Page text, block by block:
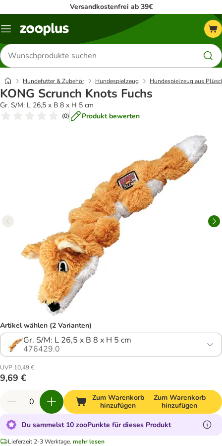
Versandkostenfrei ab 39€
Menü
Produkte
suchen
Hundefutter & Zubehör Hundespielzeug Hundespielzeug aus
KONG Scrunch Knots Fuchs
Gr. S/M: L 26,5 x B 8 x H 5 cm
(0) Produkt bewerten
Artikel wählen (2 Varianten)
Gr. S/M: L 26,5 x B 8 x H 5 cm
476429.0
UVP 10,49 €
9,69 €
Zum Warenkorb
hinzufügen
Zum Warenkorb
hinzufügen
Du sammelst 10 zooPunkte für dieses Produkt
Lieferzeit 2-3 Werktage. mehr lesen